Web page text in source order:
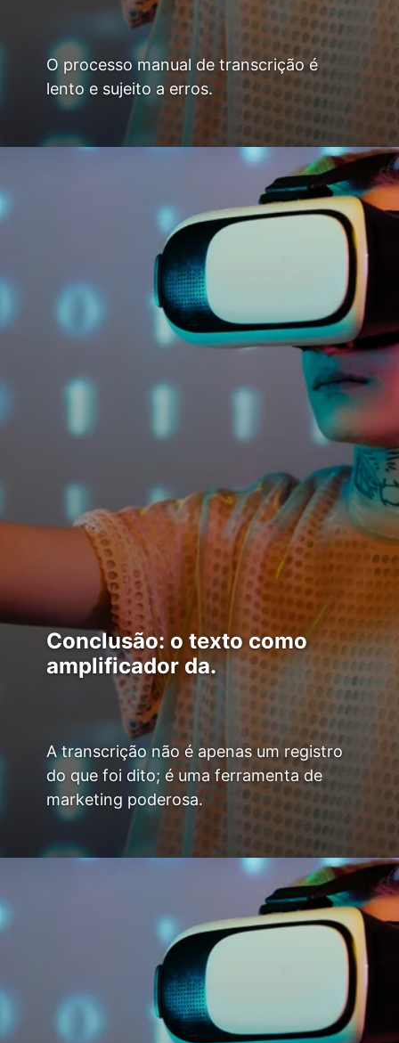
O processo manual de transcrição é
lento e sujeito a erros.
Conclusão: o texto como
amplificador da.
A transcrição não é apenas um registro
do que foi dito; é uma ferramenta de
marketing poderosa.